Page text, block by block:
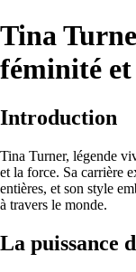
Tina
féminité
Introduction
Tina Turner, légende
et la force. Sa carrière
entières, et son style
à travers le monde.
La puissance